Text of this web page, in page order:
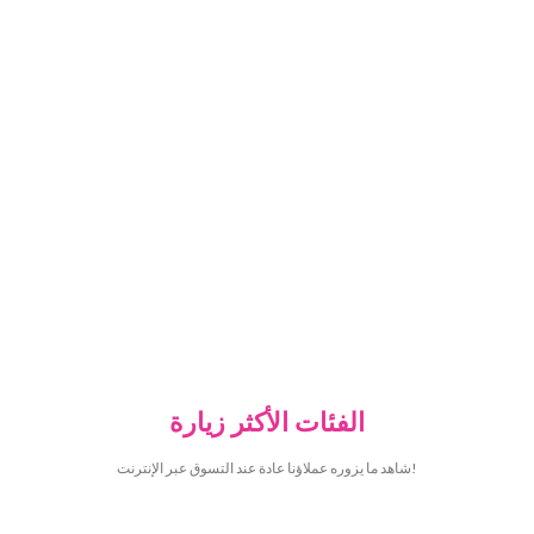
الفئات الأكثر زيارة
شاهد ما يزوره عملاؤنا عادة عند التسوق عبر الإنترنت!